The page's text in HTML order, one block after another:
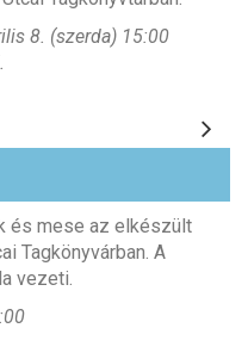
8. (szerda) 15:00
és mese az elkészült
Tagkönyvárban. A
vezeti.